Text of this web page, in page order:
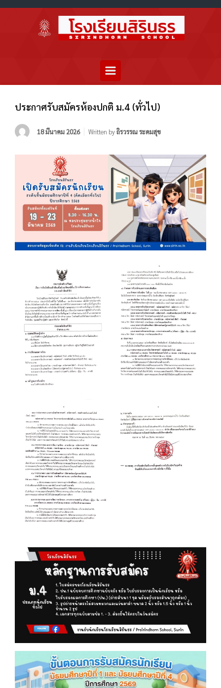
ประกาศรับสมัครห้องปกติ ม.4 (ทั่วไป)
18 มีนาคม 2026 Written byถิรวรรณ ระดมสุข